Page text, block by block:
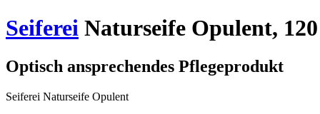
Seiferei Naturseife Opulent,
Optisch ansprechendes Pflegeprodukt
Seiferei Naturseife Opulent